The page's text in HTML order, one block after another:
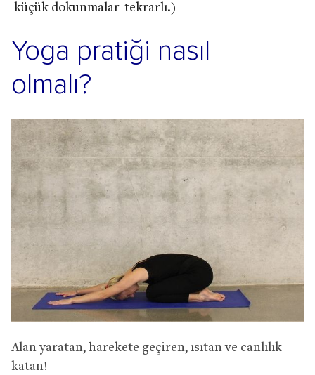
küçük dokunmalar-tekrarlı.)
Yoga pratiği nasıl
olmalı?
Alan yaratan, harekete geçiren, ısıtan ve canlılık
katan!